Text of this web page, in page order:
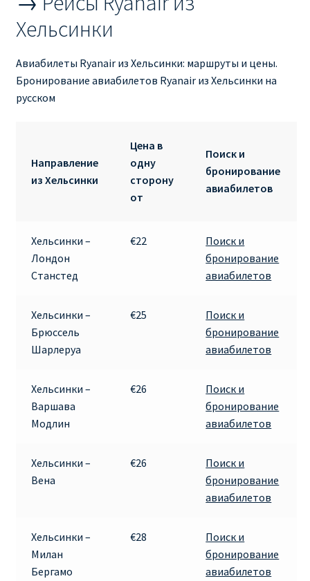
Ryanair ошибка в фамилии, имени
RYANAIR ПОДГОРИЦА, ЧЕРНОГОРИЯ
Ryanair Польша
RYANAIR ПОРТУГАЛИЯ
RYANAIR ПОСАДОЧНЫЙ ТАЛОН – BOARDING PASS
Ryanair Россия
RYANAIR ТЕЛЬ-АВИВ, ЭЙЛАТ, ИЗРАИЛЬ
RYANAIR УКРАИНА | АВИАБИЛЕТЫ ОТ €15
Ryanair Україна из Киева, Одессы, Львова, Харькова,
RYANAIR.COM НА РУССКОМ – кнфтфшкюсщь
Хельсинки
Авиабилеты Ryanair из Хельсинки: маршруты и цены.
Бронирование авиабилетов Ryanair из Хельсинки на
русском
Направление
из Хельсинки
Цена в
одну
сторону
от
Поиск и
бронирование
авиабилетов
Хельсинки –
Лондон
Станстед
€22
Поиск и
бронирование
авиабилетов
Хельсинки –
Брюссель
Шарлеруа
€25
Поиск и
бронирование
авиабилетов
Хельсинки –
Варшава
Модлин
€26
Поиск и
бронирование
авиабилетов
Хельсинки –
Вена
€26
Поиск и
бронирование
авиабилетов
Хельсинки –
Милан
Бергамо
€28
Поиск и
бронирование
авиабилетов